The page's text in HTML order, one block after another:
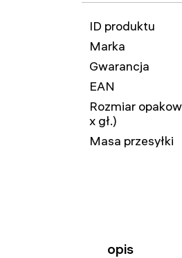
ID produktu
Marka
Gwarancja
EAN
Rozmiar
x gł.)
Masa przesyłki
opis